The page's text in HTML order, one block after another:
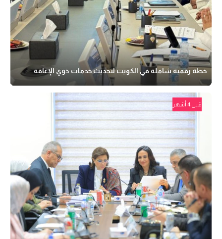
خطة رقمية شاملة في الكويت لتحديث خدمات ذوي الإعاقة
قبل 4 أشهر